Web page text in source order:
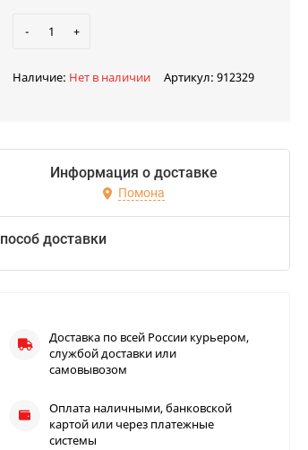
- +
Наличие: Нет в наличии Артикул: 912329
Информация о доставке
Помона
доставки
Доставка по всей России курьером,
службой доставки или
самовывозом
Оплата наличными, банковской
картой или через платежные
системы